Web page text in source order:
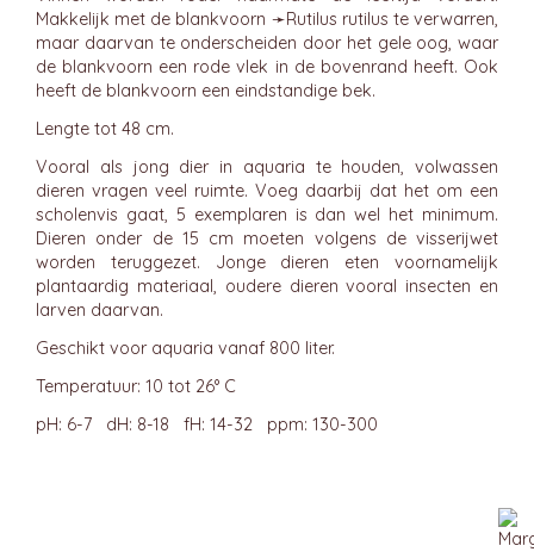
Makkelijk met de blankvoorn ➛Rutilus rutilus te verwarren,
maar daarvan te onderscheiden door het gele oog, waar
de blankvoorn een rode vlek in de bovenrand heeft. Ook
heeft de blankvoorn een eindstandige bek.
Lengte tot 48 cm.
Vooral als jong dier in aquaria te houden, volwassen
dieren vragen veel ruimte. Voeg daarbij dat het om een
scholenvis gaat, 5 exemplaren is dan wel het minimum.
Dieren onder de 15 cm moeten volgens de visserijwet
worden teruggezet. Jonge dieren eten voornamelijk
plantaardig materiaal, oudere dieren vooral insecten en
larven daarvan.
Geschikt voor aquaria vanaf 800 liter.
Temperatuur: 10 tot 26° C
pH: 6-7 dH: 8-18 fH: 14-32 ppm: 130-300